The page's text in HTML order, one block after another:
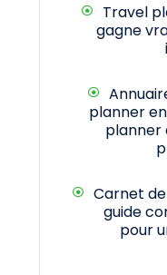
Travel
gagne
planner
planner
Carnet
guide
pour